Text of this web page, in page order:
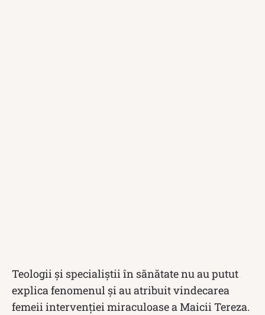
Teologii și specialiștii în sănătate nu au putut
explica fenomenul și au atribuit vindecarea
femeii intervenţiei miraculoase a Maicii Tereza.